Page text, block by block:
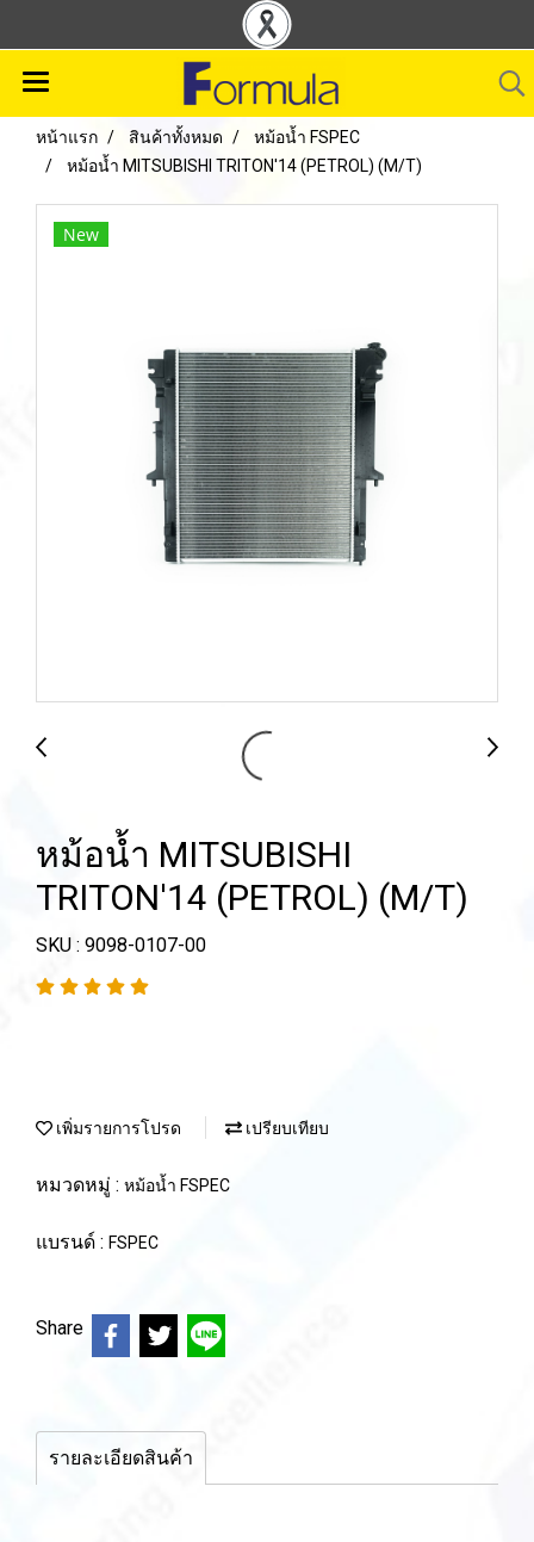
หน้าแรก สินค้าทั้งหมด
หม้อน้ำ FSPEC
หม้อน้ำ MITSUBISHI TRITON'14 (PETROL) (M/T)
New
หม้อน้ำ MITSUBISHI
TRITON'14 (PETROL) (M/T)
SKU : 9098-0107-00
เพิ่มรายการโปรด เปรียบเทียบ
หมวดหมู่ : หม้อน้ำ FSPEC
แบรนด์ : FSPEC
Share
รายละเอียดสินค้า